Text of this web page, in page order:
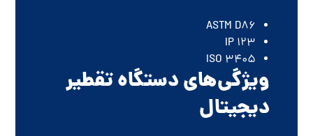
ASTM D86
IP 123
ISO 3405
ویژگی‌های دستگاه تقطیر
دیجیتال